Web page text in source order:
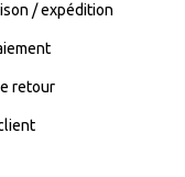
/ expédition
retour